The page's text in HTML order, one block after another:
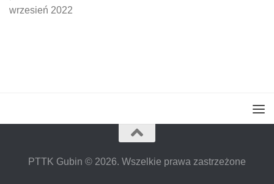
wrzesień 2022
PTTK Gubin © 2026. Wszelkie prawa zastrzeżone